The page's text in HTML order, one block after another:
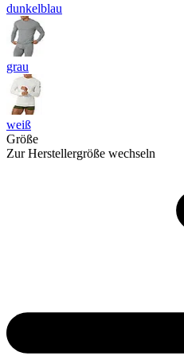
dunkelblau
grau
weiß
Größe
Zur Herstellergröße wechseln